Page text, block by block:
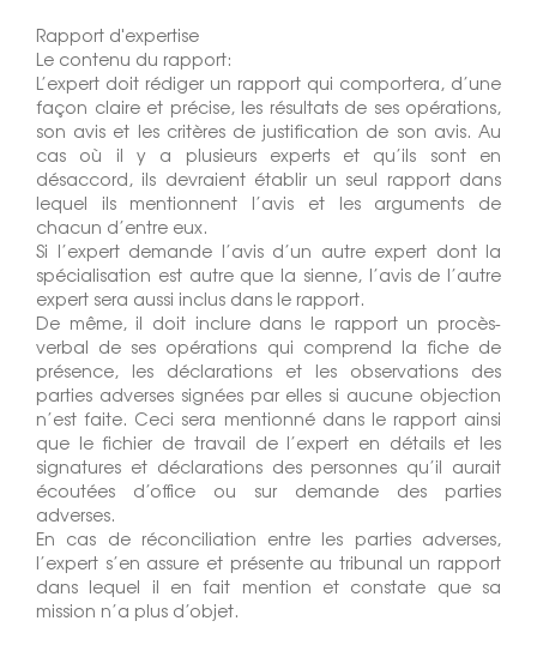
Rapport d'expertise
Le contenu du rapport:
L’expert doit rédiger un rapport qui comportera, d’une
façon claire et précise, les résultats de ses opérations,
son avis et les critères de justification de son avis. Au
cas où il y a plusieurs experts et qu’ils sont en
désaccord, ils devraient établir un seul rapport dans
lequel ils mentionnent l’avis et les arguments de
chacun d’entre eux.
Si l’expert demande l’avis d’un autre expert dont la
spécialisation est autre que la sienne, l’avis de l’autre
expert sera aussi inclus dans le rapport.
De même, il doit inclure dans le rapport un procès-
verbal de ses opérations qui comprend la fiche de
présence, les déclarations et les observations des
parties adverses signées par elles si aucune objection
n’est faite. Ceci sera mentionné dans le rapport ainsi
que le fichier de travail de l’expert en détails et les
signatures et déclarations des personnes qu’il aurait
écoutées d’office ou sur demande des parties
adverses.
En cas de réconciliation entre les parties adverses,
l’expert s’en assure et présente au tribunal un rapport
dans lequel il en fait mention et constate que sa
mission n’a plus d’objet.